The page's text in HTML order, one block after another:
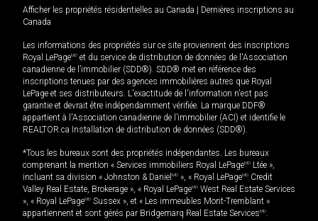
Afficher les propriétés résidentielles au Canada
Dernières inscriptions au
Canada
Les informations des propriétés sur ce site proviennent des inscriptions
Royal LePageMD et du service de distribution de données de l'Association
canadienne de l’immobilier (SDD®). SDD® met en référence des
inscriptions tenues par des agences immobilières autres que Royal
LePage et ses distributeurs. L'exactitude de l'information n'est pas
garantie et devrait être indépendamment vérifiée. La marque DDF®
appartient à l'Association canadienne de l’immobilier (ACI) et identifie le
REALTOR.ca Installation de distribution de données (SDD®).
*Tous les bureaux sont des propriétés indépendantes. Les bureaux
comprenant la mention « Services immobiliers Royal LePageMD Ltée »,
incluant sa division « Johnston & Daniel MD », « Royal LePageMD Credit
Valley Real Estate, Brokerage », « Royal LePageMD West Real Estate Services
», « Royal LePageMD Sussex », et « Les immeubles Mont-Tremblant »
appartiennent et sont gérés par Bridgemarq Real Estate ServicesMD.